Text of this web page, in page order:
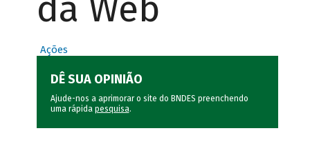
da Web
Ações
DÊ SUA OPINIÃO
Ajude-nos a aprimorar o site do BNDES preenchendo
uma rápida pesquisa.